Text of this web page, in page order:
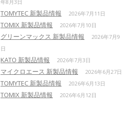
年8月3日
TOMYTEC 新製品情報 2026年7月11日
TOMIX 新製品情報 2026年7月10日
グリーンマックス 新製品情報
2026年7月9
日
KATO 新製品情報 2026年7月3日
マイクロエース 新製品情報 2026年6月27日
TOMYTEC 新製品情報 2026年6月13日
TOMIX 新製品情報 2026年6月12日